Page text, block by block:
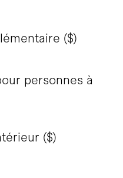
($)
personnes à
($)